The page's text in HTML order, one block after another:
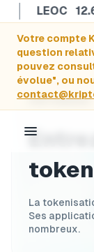
LEOC 12.64
Votre compte
question
pouvez
évolue", ou
menu
PARTENARIAT
La
Ses
nombreux.